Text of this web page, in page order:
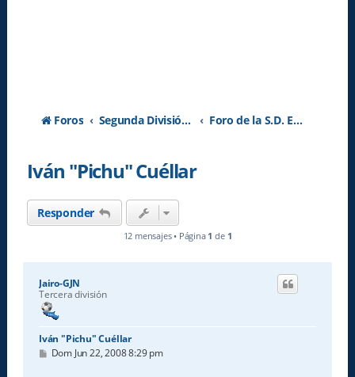
Foros Segunda División A - Temporada 2026-2027 Foro de la S.D. Eibar
Iván "Pichu" Cuéllar
Responder
12 mensajes • Página 1 de 1
Jairo-GJN
Tercera división
Iván "Pichu" Cuéllar
M
Dom Jun 22, 2008 8:29 pm